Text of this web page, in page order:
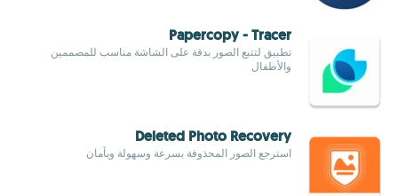
Papercopy - Tracer
تطبيق لتتبع الصور بدقة على الشاشة مناسب للمصممين
والأطفال
Deleted Photo Recovery
استرجع الصور المحذوفة بسرعة وسهولة وبأمان